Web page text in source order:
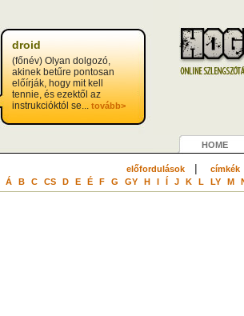
droid
(főnév) Olyan dolgozó,
akinek betűre pontosan
előírják, hogy mit kell
tennie, és ezektől az
instrukcióktól se... tovább>
HOME
előfordulások| címkék
Á B C CS D E É F G GY H I Í J K L LY M